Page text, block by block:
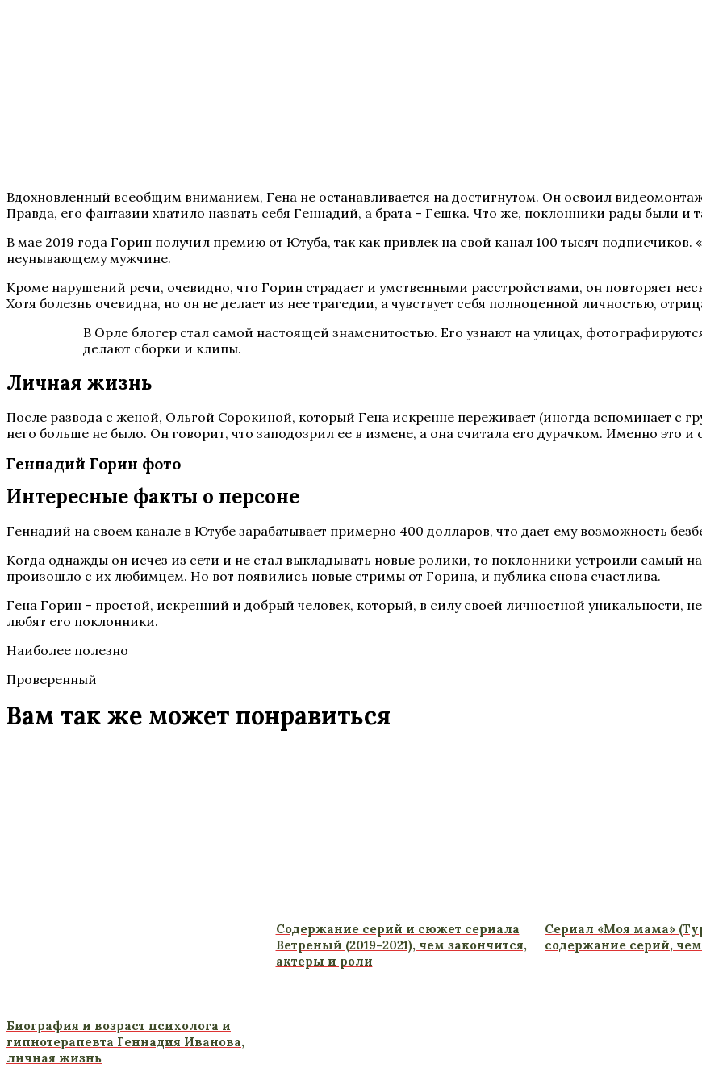
Вдохновленный всеобщим вниманием, Гена не останавливается на достигнутом. Он освоил
Правда, его фантазии хватило назвать себя Геннадий, а брата – Гешка. Что же, поклонники рады были и
В мае 2019 года Горин получил премию от Ютуба, так как привлек на свой канал 100 тысяч подписчиков.
неунывающему мужчине.
Кроме нарушений речи, очевидно, что Горин страдает и умственными расстройствами, он повторяет
Хотя болезнь очевидна, но он не делает из нее трагедии, а чувствует себя полноценной личностью,
В Орле блогер стал самой настоящей знаменитостью. Его узнают на улицах,
делают сборки и клипы.
Личная жизнь
После развода с женой, Ольгой Сорокиной, который Гена искренне переживает (иногда вспоминает с
него больше не было. Он говорит, что заподозрил ее в измене, а она считала его дурачком. Именно это и
Геннадий Горин фото
Интересные факты о персоне
Геннадий на своем канале в Ютубе зарабатывает примерно 400 долларов, что дает ему возможность
Когда однажды он исчез из сети и не стал выкладывать новые ролики, то поклонники устроили самый
произошло с их любимцем. Но вот появились новые стримы от Горина, и публика снова счастлива.
Гена Горин – простой, искренний и добрый человек, который, в силу своей личностной уникальности,
любят его поклонники.
Наиболее полезно
Проверенный
Вам так же может понравиться
Биография и возраст психолога и
гипнотерапевта Геннадия Иванова,
личная жизнь
Содержание серий и сюжет сериала
Ветреный (2019-2021), чем закончится,
актеры и роли
Сериал «Моя мама»
содержание серий,